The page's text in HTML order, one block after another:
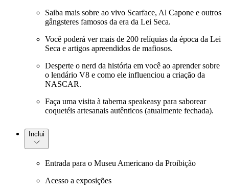
Saiba mais sobre ao vivo Scarface, Al Capone e outros
gângsteres famosos da era da Lei Seca.
Você poderá ver mais de 200 relíquias da época da Lei
Seca e artigos apreendidos de mafiosos.
Desperte o nerd da história em você ao aprender sobre
o lendário V8 e como ele influenciou a criação da
NASCAR.
Faça uma visita à taberna speakeasy para saborear
coquetéis artesanais autênticos (atualmente fechada).
Inclui
Entrada para o Museu Americano da Proibição
Acesso a exposições